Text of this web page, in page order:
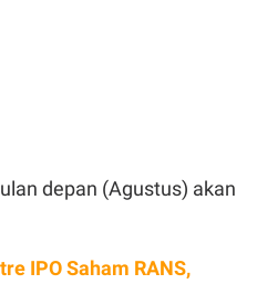
depan (Agustus) akan
IPO Saham RANS,